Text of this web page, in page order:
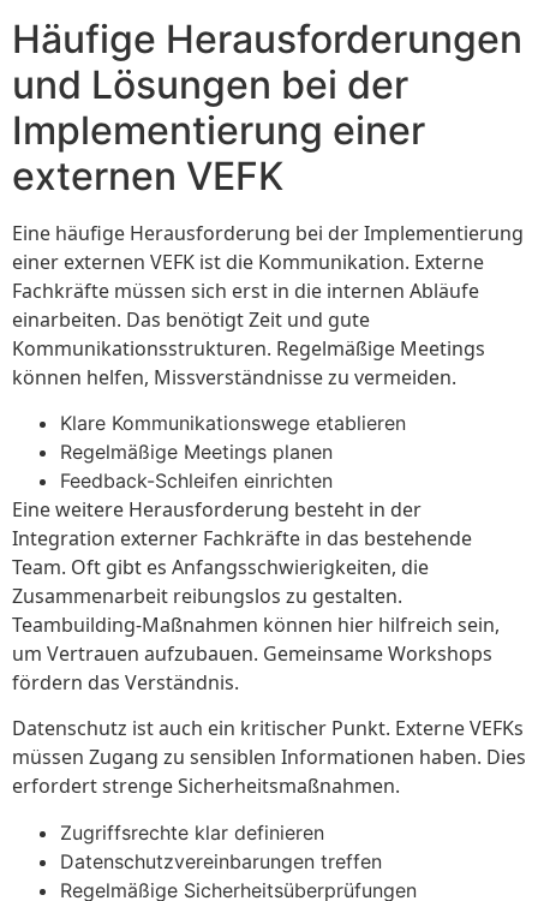
Häufige Herausforderungen
und Lösungen bei der
Implementierung einer
externen VEFK
Eine häufige Herausforderung bei der Implementierung
einer externen VEFK ist die Kommunikation. Externe
Fachkräfte müssen sich erst in die internen Abläufe
einarbeiten. Das benötigt Zeit und gute
Kommunikationsstrukturen. Regelmäßige Meetings
können helfen, Missverständnisse zu vermeiden.
Klare Kommunikationswege etablieren
Regelmäßige Meetings planen
Feedback-Schleifen einrichten
Eine weitere Herausforderung besteht in der
Integration externer Fachkräfte in das bestehende
Team. Oft gibt es Anfangsschwierigkeiten, die
Zusammenarbeit reibungslos zu gestalten.
Teambuilding-Maßnahmen können hier hilfreich sein,
um Vertrauen aufzubauen. Gemeinsame Workshops
fördern das Verständnis.
Datenschutz ist auch ein kritischer Punkt. Externe VEFKs
müssen Zugang zu sensiblen Informationen haben. Dies
erfordert strenge Sicherheitsmaßnahmen.
Zugriffsrechte klar definieren
Datenschutzvereinbarungen treffen
Regelmäßige Sicherheitsüberprüfungen